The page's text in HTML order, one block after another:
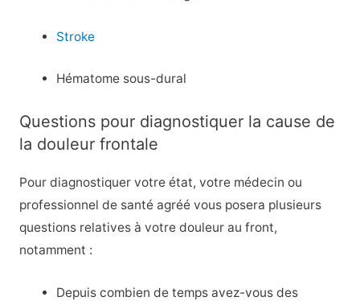
Stroke
Hématome sous-dural
Questions pour diagnostiquer la cause de
la douleur frontale
Pour diagnostiquer votre état, votre médecin ou
professionnel de santé agréé vous posera plusieurs
questions relatives à votre douleur au front,
notamment :
Depuis combien de temps avez-vous des